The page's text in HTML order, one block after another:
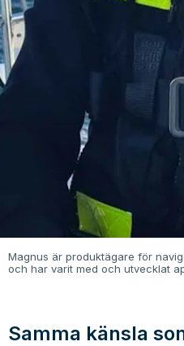
Magnus är produktägare för
och har varit med och utvecklat
Samma känsla